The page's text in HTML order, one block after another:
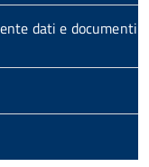
dati e documenti